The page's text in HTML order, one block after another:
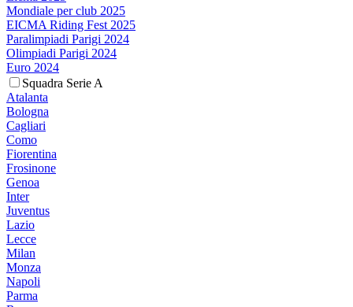
Mondiale per club 2025
EICMA Riding Fest 2025
Paralimpiadi Parigi 2024
Olimpiadi Parigi 2024
Euro 2024
Squadra Serie A
Atalanta
Bologna
Cagliari
Como
Fiorentina
Frosinone
Genoa
Inter
Juventus
Lazio
Lecce
Milan
Monza
Napoli
Parma